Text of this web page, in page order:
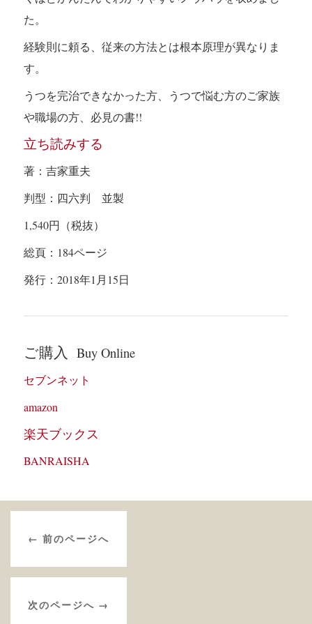
た。
経験則に頼る、従来の方法とは根本原理が異なりま
す。
うつを完治できなかった方、うつで悩む方のご家族
や職場の方、必見の書!!
立ち読みする
著：吉家重夫
判型：四六判 並製
1,540円（税抜）
総頁： 184ページ
発行： 2018年1 月 15日
ご購入 Buy Online
セブンネット
amazon
楽天ブックス
BANRAISHA
← 前のページへ
次のページへ →